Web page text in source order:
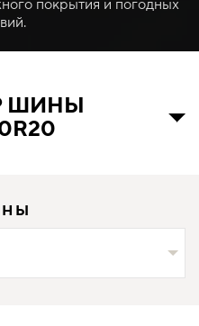
покрытия и погодных
ШИНЫ